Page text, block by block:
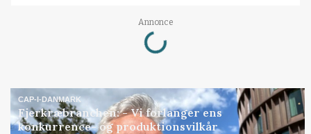
Annonce
Loading...
CAP-I-DANMARK
Fjerkræbranchen: - Vi forlanger ens
konkurrence- og produktionsvilkår